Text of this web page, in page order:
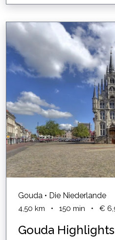
Gouda • Die Niederlande
4,50 km • 150 min • €
Gouda